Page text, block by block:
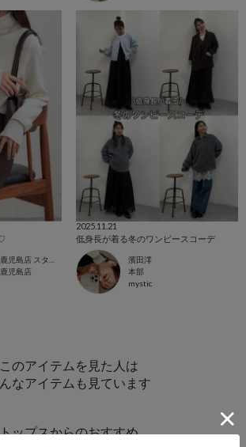
児島店
2025.11.21
低身長が着る冬のワンピースコーデ
濱田澪
本部
mystic
このアイテムを見た人は
なアイテムも見ています
トップスからのおすすめ